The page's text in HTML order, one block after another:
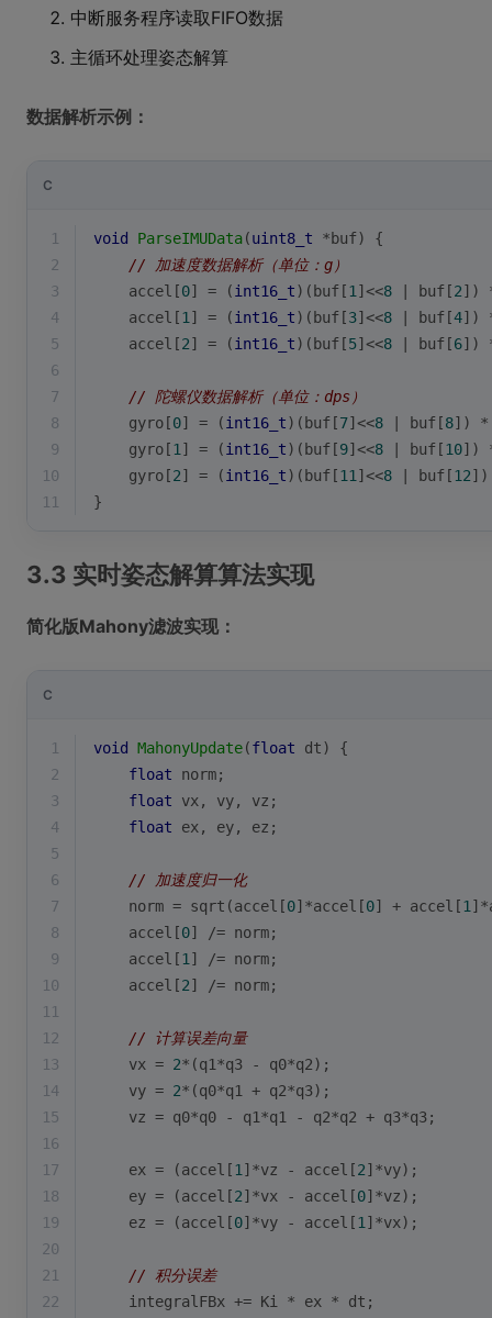
中断服务程序读取FIFO数据
主循环处理姿态解算
数据解析示例：
C
1 void ParseIMUData(uint8_t *buf)
{
2
// 加速度数据解析（单位：g）
3
    accel[
0] = (int16_t)(buf[1 ]<<8 | buf[2])
4
    accel[
1 ] = (int16_t)(buf[3]<<8 | buf[4])
5
    accel[
2] = (int16_t)(buf[5]<<8 | buf[6])
6
7
// 陀螺仪数据解析（单位：dps）
8
    gyro[
0] = (int16_t)(buf[7]<<8 | buf[8])
9
    gyro[
1 ] = (int16_t)(buf[9]<<8 | buf[10])
10
    gyro[
2] = (int16_t)(buf[11 ]<<8 | buf[12
11
}
3.3 实时姿态解算算法实现
简化版Mahony滤波实现：
C
1 void MahonyUpdate(float dt)
{
2
float norm;
3
float vx, vy, vz;
4
float ex, ey, ez;
5
6
// 加速度归一化
7
    norm =
sqrt (accel[0]*accel[0] + accel[1
8
    accel[
0] /= norm;
9
    accel[
1 ] /= norm;
10
    accel[
2] /= norm;
11
12
// 计算误差向量
13
    vx =
2*(q1*q3 - q0*q2);
14
    vy =
2*(q0*q1 + q2*q3);
15
    vz = q0*q0 - q1*q1 - q2*q2 + q3*q3;
16
17
    ex = (accel[
1 ]*vz - accel[2]*vy);
18
    ey = (accel[
2]*vx - accel[0]*vz);
19
    ez = (accel[
0]*vy - accel[1 ]*vx);
20
21
// 积分误差
22
    integralFBx += Ki * ex * dt;